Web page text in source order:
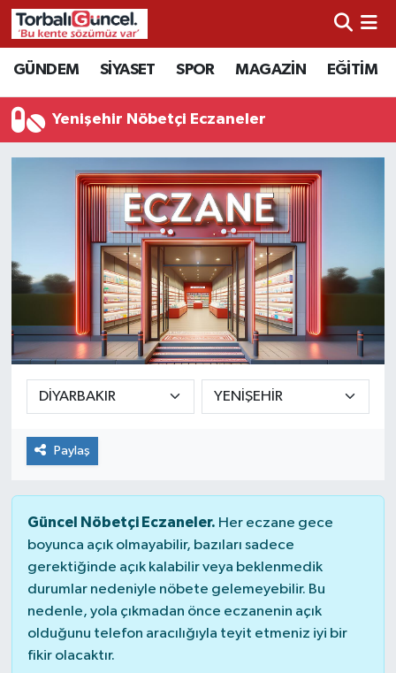
GÜNDEM SİYASET SPOR MAGAZİN EĞİTİM
Yenişehir Nöbetçi Eczaneler
Paylaş
Güncel Nöbetçi Eczaneler. Her eczane gece
boyunca açık olmayabilir, bazıları sadece
gerektiğinde açık kalabilir veya beklenmedik
durumlar nedeniyle nöbete gelemeyebilir. Bu
nedenle, yola çıkmadan önce eczanenin açık
olduğunu telefon aracılığıyla teyit etmeniz iyi bir
fikir olacaktır.
İzmir Nöbetçi Eczaneler
İzmir Hava Durumu
İzmir Namaz Vakitleri
İzmir Trafik Yoğunluk Haritası
Süper Lig Puan Durumu ve Fikstür
Tüm Manşetler
Son Dakika Haberleri
Haber Arşivi